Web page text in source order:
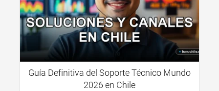
Guía Definitiva del Soporte Técnico Mundo
2026 en Chile